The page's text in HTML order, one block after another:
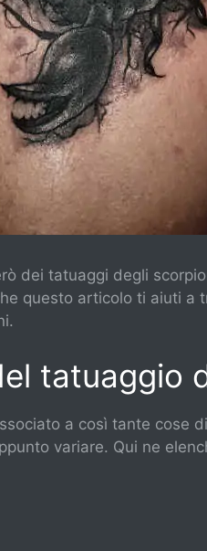
dei tatuaggi degli
questo articolo ti aiuti a
tatuaggio
a così tante cose
variare. Qui ne